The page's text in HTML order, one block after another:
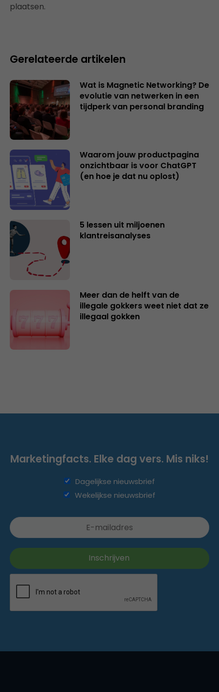
plaatsen.
Gerelateerde artikelen
Wat is Magnetic Networking? De
evolutie van netwerken in een
tijdperk van personal branding
Waarom jouw productpagina
onzichtbaar is voor ChatGPT
(en hoe je dat nu oplost)
5 lessen uit miljoenen
klantreisanalyses
Meer dan de helft van de
illegale gokkers weet niet dat ze
illegaal gokken
Marketingfacts. Elke dag vers. Mis niks!
Dagelijkse nieuwsbrief
Wekelijkse nieuwsbrief